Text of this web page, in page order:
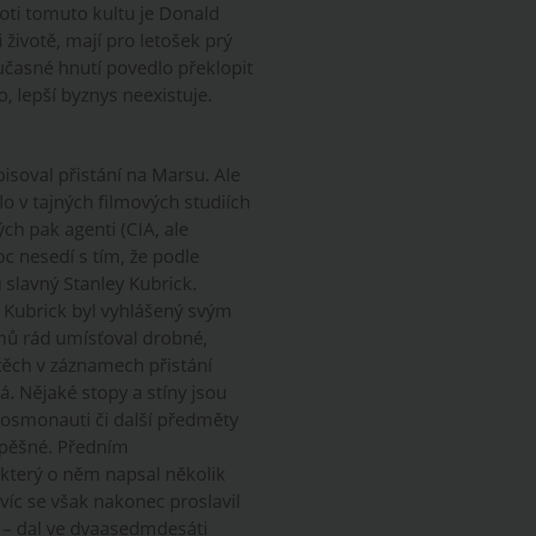
tomuto kultu je Donald
mají pro letošek prý
hnutí povedlo překlopit
lepší byznys neexistuje.
přistání na Marsu. Ale
v tajných filmových studiích
pak agenti (CIA, ale
nesedí s tím, že podle
Stanley Kubrick.
byl vyhlášený svým
rád umísťoval drobné,
v záznamech přistání
Nějaké stopy a stíny jsou
či další předměty
Předním
o něm napsal několik
se však nakonec proslavil
dal ve dvaasedmdesáti